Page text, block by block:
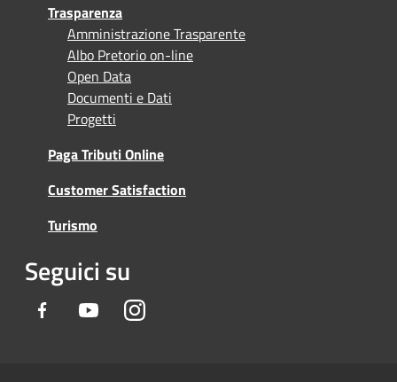
Trasparenza
Amministrazione Trasparente
Albo Pretorio on-line
Open Data
Documenti e Dati
Progetti
Paga Tributi Online
Customer Satisfaction
Turismo
Seguici su
Facebook YoutubeInstagram